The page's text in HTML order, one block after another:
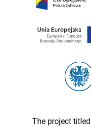
The project